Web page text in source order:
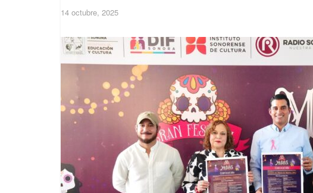
14 octubre, 2025